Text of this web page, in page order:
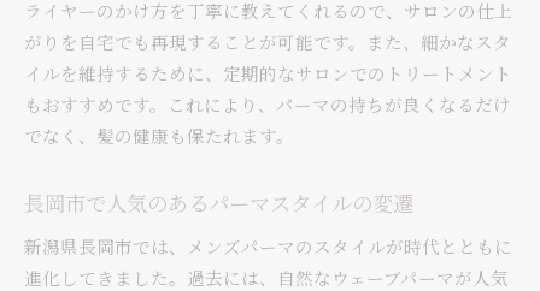
ライヤーのかけ方を丁寧に教えてくれるので、サロンの仕上
がりを自宅でも再現することが可能です。また、細かなスタ
イルを維持するために、定期的なサロンでのトリートメント
もおすすめです。これにより、パーマの持ちが良くなるだけ
でなく、髪の健康も保たれます。
長岡市で人気のあるパーマスタイルの変遷
新潟県長岡市では、メンズパーマのスタイルが時代とともに
進化してきました。過去には、自然なウェーブパーマが人気